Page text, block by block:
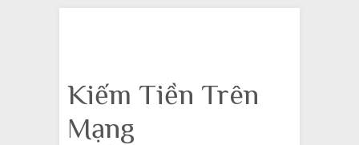
Kiếm Tiền Trên
Mạng